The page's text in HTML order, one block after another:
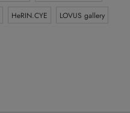
HeRIN.CYE LOVUS gallery